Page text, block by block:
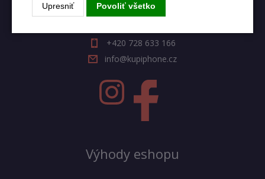
Rýchly kontakt
+420 728 633 166
info@kupiphone.cz
Výhody eshopu
Upresniť Povoliť všetko